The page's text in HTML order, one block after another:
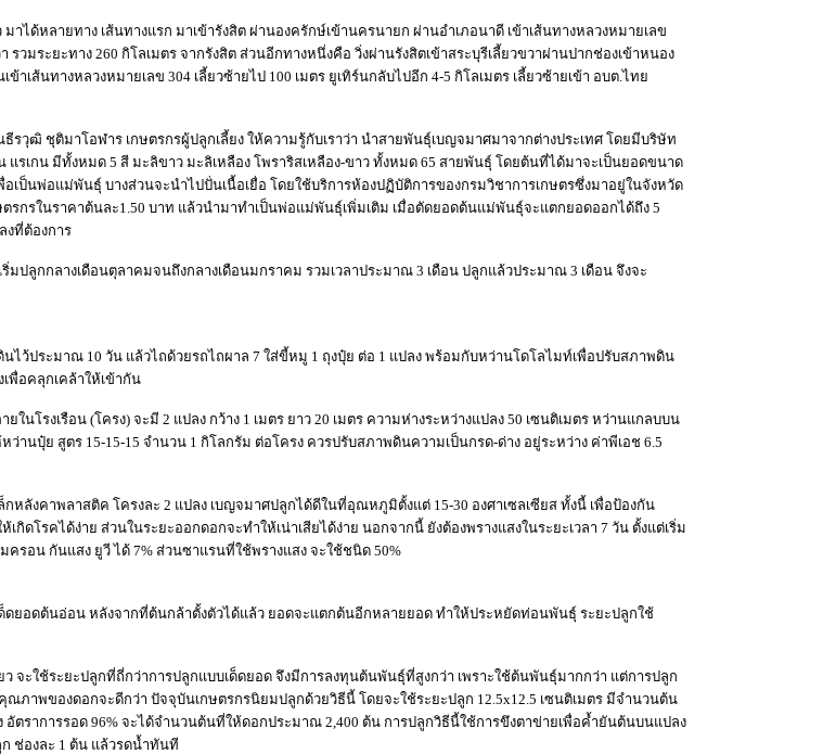
มาได้หลายทาง เส้นทางแรก มาเข้ารังสิต ผ่านองครักษ์เข้านครนายก ผ่านอำเภอนาดี เข้าเส้นทางหลวงหมายเลข
รวมระยะทาง 260 กิโลเมตร จากรังสิต ส่วนอีกทางหนึ่งคือ วิ่งผ่านรังสิตเข้าสระบุรีเลี้ยวขวาผ่านปากช่องเข้าหนอง
าเส้นทางหลวงหมายเลข 304 เลี้ยวซ้ายไป 100 เมตร ยูเทิร์นกลับไปอีก 4-5 กิโลเมตร เลี้ยวซ้ายเข้า อบต.ไทย
รวุฒิ ชุติมาโอฬาร เกษตรกรผู้ปลูกเลี้ยง ให้ความรู้กับเราว่า นำสายพันธุ์เบญจมาศมาจากต่างประเทศ โดยมีบริษัท
รเกน มีทั้งหมด 5 สี มะลิขาว มะลิเหลือง โพราริสเหลือง-ขาว ทั้งหมด 65 สายพันธุ์ โดยต้นที่ได้มาจะเป็นยอดขนาด
อเป็นพ่อแม่พันธุ์ บางส่วนจะนำไปปั่นเนื้อเยื่อ โดยใช้บริการห้องปฏิบัติการของกรมวิชาการเกษตรซึ่งมาอยู่ในจังหวัด
รกรในราคาต้นละ1.50 บาท แล้วนำมาทำเป็นพ่อแม่พันธุ์เพิ่มเติม เมื่อตัดยอดต้นแม่พันธุ์จะแตกยอดออกได้ถึง 5
งที่ต้องการ
มปลูกกลางเดือนตุลาคมจนถึงกลางเดือนมกราคม รวมเวลาประมาณ 3 เดือน ปลูกแล้วประมาณ 3 เดือน จึงจะ
ไว้ประมาณ 10 วัน แล้วไถด้วยรถไถผาล 7 ใส่ขี้หมู 1 ถุงปุ๋ย ต่อ 1 แปลง พร้อมกับหว่านโดโลไมท์เพื่อปรับสภาพดิน
พื่อคลุกเคล้าให้เข้ากัน
ในโรงเรือน (โครง) จะมี 2 แปลง กว้าง 1 เมตร ยาว 20 เมตร ความห่างระหว่างแปลง 50 เซนติเมตร หว่านแกลบบน
ว่านปุ๋ย สูตร 15-15-15 จำนวน 1 กิโลกรัม ต่อโครง ควรปรับสภาพดินความเป็นกรด-ด่าง อยู่ระหว่าง ค่าพีเอช 6.5
หลังคาพลาสติค โครงละ 2 แปลง เบญจมาศปลูกได้ดีในที่อุณหภูมิตั้งแต่ 15-30 องศาเซลเซียส ทั้งนี้ เพื่อป้องกัน
ดโรคได้ง่าย ส่วนในระยะออกดอกจะทำให้เน่าเสียได้ง่าย นอกจากนี้ ยังต้องพรางแสงในระยะเวลา 7 วัน ตั้งแต่เริ่ม
รอน กันแสง ยูวี ได้ 7% ส่วนซาแรนที่ใช้พรางแสง จะใช้ชนิด 50%
ด็ดยอดต้นอ่อน หลังจากที่ต้นกล้าตั้งตัวได้แล้ว ยอดจะแตกต้นอีกหลายยอด ทำให้ประหยัดท่อนพันธุ์ ระยะปลูกใช้
จะใช้ระยะปลูกที่ถี่กว่าการปลูกแบบเด็ดยอด จึงมีการลงทุนต้นพันธุ์ที่สูงกว่า เพราะใช้ต้นพันธุ์มากกว่า แต่การปลูก
ณภาพของดอกจะดีกว่า ปัจจุบันเกษตรกรนิยมปลูกด้วยวิธีนี้ โดยจะใช้ระยะปลูก 12.5x12.5 เซนติเมตร มีจำนวนต้น
อัตราการรอด 96% จะได้จำนวนต้นที่ให้ดอกประมาณ 2,400 ต้น การปลูกวิธีนี้ใช้การขึงตาข่ายเพื่อค้ำยันต้นบนแปลง
ช่องละ 1 ต้น แล้วรดน้ำทันที